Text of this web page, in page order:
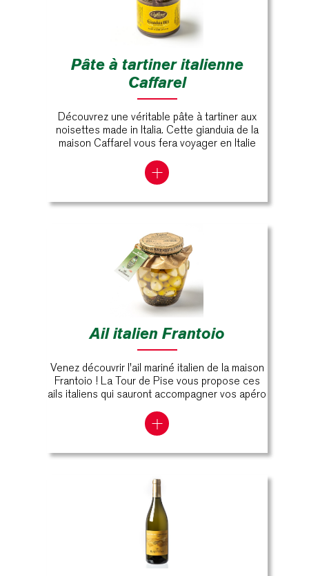
Pâte à tartiner italienne
Caffarel
Découvrez une véritable pâte à tartiner aux
noisettes made in Italia. Cette gianduia de la
maison Caffarel vous fera voyager en Italie
Ail italien Frantoio
Venez découvrir l'ail mariné italien de la maison
Frantoio ! La Tour de Pise vous propose ces
ails italiens qui sauront accompagner vos apéro